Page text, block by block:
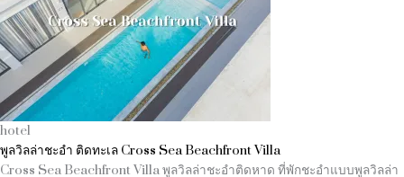
hotel
พูลวิลล่าชะอำ ติดทะเล Cross Sea Beachfront Villa
Cross Sea Beachfront Villa พูลวิลล่าชะอำติดหาด ที่พักชะอำแบบพูลวิลล่า